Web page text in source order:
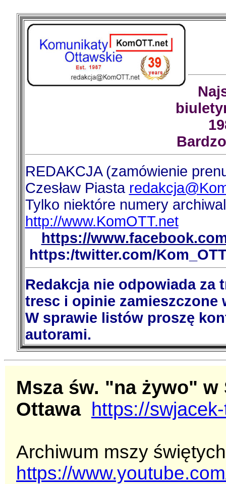
REDAKCJA (zamówienie
Czesław Piasta
Tylko niektóre numery
http://www.KomOTT.net
https://
https:/twitter.com/
Redakcja nie odpowiada za
tresc i opinie zamieszczone
W sprawie listów proszę
autorami.
Msza św. "na żywo"
Ottawa
https://
Archiwum mszy
https://